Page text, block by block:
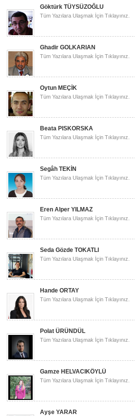
Göktürk TÜYSÜZOĞLU
Tüm Yazılara Ulaşmak İçin Tıklayınız.
Ghadir GOLKARIAN
Tüm Yazılara Ulaşmak İçin Tıklayınız.
Oytun MEÇİK
Tüm Yazılara Ulaşmak İçin Tıklayınız.
Beata PISKORSKA
Tüm Yazılara Ulaşmak İçin Tıklayınız.
Segâh TEKİN
Tüm Yazılara Ulaşmak İçin Tıklayınız.
Eren Alper YILMAZ
Tüm Yazılara Ulaşmak İçin Tıklayınız.
Seda Gözde TOKATLI
Tüm Yazılara Ulaşmak İçin Tıklayınız.
Hande ORTAY
Tüm Yazılara Ulaşmak İçin Tıklayınız.
Polat ÜRÜNDÜL
Tüm Yazılara Ulaşmak İçin Tıklayınız.
Gamze HELVACIKÖYLÜ
Tüm Yazılara Ulaşmak İçin Tıklayınız.
Ayşe YARAR